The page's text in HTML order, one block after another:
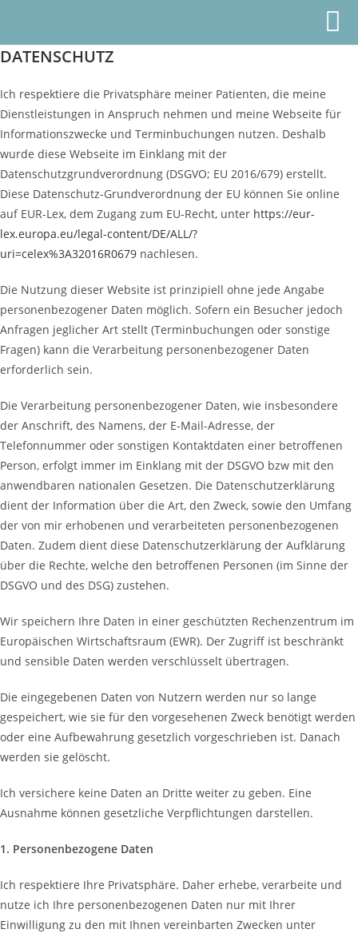
springen
DATENSCHUTZ
Ich respektiere die Privatsphäre meiner Patienten, die meine
Dienstleistungen in Anspruch nehmen und meine Webseite für
Informationszwecke und Terminbuchungen nutzen. Deshalb
wurde diese Webseite im Einklang mit der
Datenschutzgrundverordnung (DSGVO; EU 2016/679) erstellt.
Diese Datenschutz-Grundverordnung der EU können Sie online
auf EUR-Lex, dem Zugang zum EU-Recht, unter https://eur-
lex.europa.eu/legal-content/DE/ALL/?
uri=celex%3A32016R0679 nachlesen.
Die Nutzung dieser Website ist prinzipiell ohne jede Angabe
personenbezogener Daten möglich. Sofern ein Besucher jedoch
Anfragen jeglicher Art stellt (Terminbuchungen oder sonstige
Fragen) kann die Verarbeitung personenbezogener Daten
erforderlich sein.
Die Verarbeitung personenbezogener Daten, wie insbesondere
der Anschrift, des Namens, der E-Mail-Adresse, der
Telefonnummer oder sonstigen Kontaktdaten einer betroffenen
Person, erfolgt immer im Einklang mit der DSGVO bzw mit den
anwendbaren nationalen Gesetzen. Die Datenschutzerklärung
dient der Information über die Art, den Zweck, sowie den Umfang
der von mir erhobenen und verarbeiteten personenbezogenen
Daten. Zudem dient diese Datenschutzerklärung der Aufklärung
über die Rechte, welche den betroffenen Personen (im Sinne der
DSGVO und des DSG) zustehen.
Wir speichern Ihre Daten in einer geschützten Rechenzentrum im
Europäischen Wirtschaftsraum (EWR). Der Zugriff ist beschränkt
und sensible Daten werden verschlüsselt übertragen.
Die eingegebenen Daten von Nutzern werden nur so lange
gespeichert, wie sie für den vorgesehenen Zweck benötigt werden
oder eine Aufbewahrung gesetzlich vorgeschrieben ist. Danach
werden sie gelöscht.
Ich versichere keine Daten an Dritte weiter zu geben. Eine
Ausnahme können gesetzliche Verpflichtungen darstellen.
1. Personenbezogene Daten
Ich respektiere Ihre Privatsphäre. Daher erhebe, verarbeite und
nutze ich Ihre personenbezogenen Daten nur mit Ihrer
Einwilligung zu den mit Ihnen vereinbarten Zwecken unter